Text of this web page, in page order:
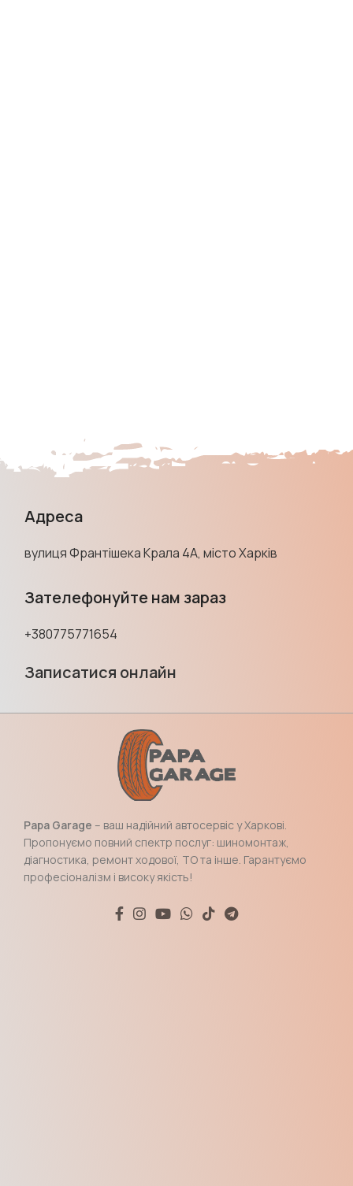
Адреса
вулиця Франтішека Крала 4А, місто Харків
Зателефонуйте нам зараз
+380775771654
Записатися онлайн
Papa Garage – ваш надійний автосервіс у Харкові.
Пропонуємо повний спектр послуг: шиномонтаж,
діагностика, ремонт ходової, ТО та інше. Гарантуємо
професіоналізм і високу якість!